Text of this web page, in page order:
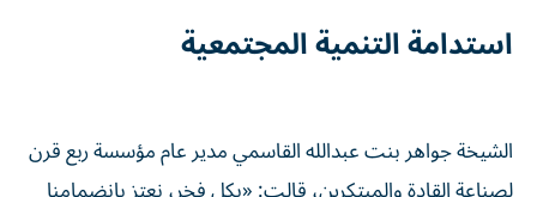
استدامة التنمية المجتمعية
الشيخة جواهر بنت عبدالله القاسمي مدير عام مؤسسة ربع قرن